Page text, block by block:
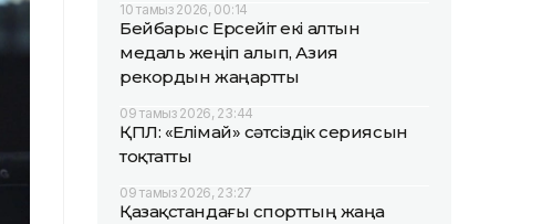
10 тамыз 2026, 00:14
Бейбарыс Ерсейіт екі алтын
медаль жеңіп алып, Азия
рекордын жаңартты
09 тамыз 2026, 23:44
ҚПЛ: «Елімай» сәтсіздік сериясын
тоқтатты
09 тамыз 2026, 23:27
Қазақстандағы спорттың жаңа